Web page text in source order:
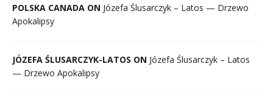
POLSKA CANADA ON Józefa Ślusarczyk – Latos — Drzewo
Apokalipsy
JÓZEFA ŚLUSARCZYK-LATOS ON Józefa Ślusarczyk – Latos
— Drzewo Apokalipsy